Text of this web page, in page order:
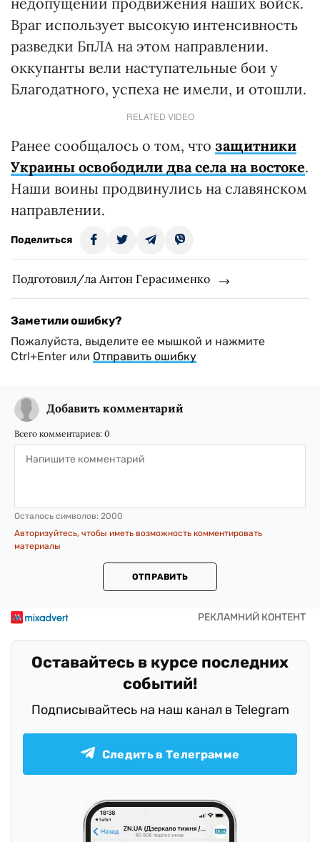
Враг использует высокую интенсивность
разведки БпЛА на этом направлении.
оккупанты вели наступательные бои у
Благодатного, успеха не имели, и отошли.
RELATED VIDEO
Ранее сообщалось о том, что защитники
Украины освободили два села на востоке.
Наши воины продвинулись на славянском
направлении.
Поделиться
Подготовил/ла Антон Герасименко
Заметили ошибку?
Пожалуйста, выделите ее мышкой и нажмите
Ctrl+Enter или Отправить ошибку
Добавить комментарий
Всего комментариев: 0
Осталось символов: 2000
Авторизуйтесь, чтобы иметь возможность комментировать
материалы
ОТПРАВИТЬ
Оставайтесь в курсе последних
событий!
Подписывайтесь на наш канал в Telegram
Следить в Телеграмме